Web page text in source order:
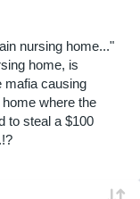
nursing home..."
home, is
mafia causing
where the
to steal a $100